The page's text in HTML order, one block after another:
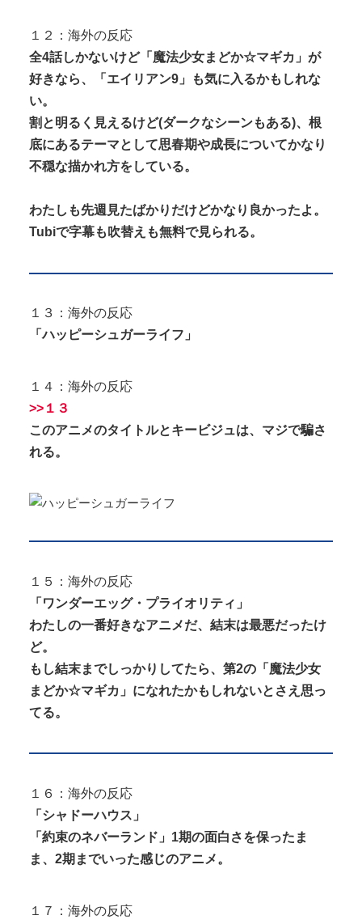
１２：海外の反応
全4話しかないけど「魔法少女まどか☆マギカ」が
好きなら、「エイリアン9」も気に入るかもしれな
い。
割と明るく見えるけど(ダークなシーンもある)、根
底にあるテーマとして思春期や成長についてかなり
不穏な描かれ方をしている。
わたしも先週見たばかりだけどかなり良かったよ。
Tubiで字幕も吹替えも無料で見られる。
１３：海外の反応
「ハッピーシュガーライフ」
１４：海外の反応
>>１３
このアニメのタイトルとキービジュは、マジで騙さ
れる。
１５：海外の反応
「ワンダーエッグ・プライオリティ」
わたしの一番好きなアニメだ、結末は最悪だったけ
ど。
もし結末までしっかりしてたら、第2の「魔法少女
まどか☆マギカ」になれたかもしれないとさえ思っ
てる。
１６：海外の反応
「シャドーハウス」
「約束のネバーランド」1期の面白さを保ったま
ま、2期までいった感じのアニメ。
１７：海外の反応